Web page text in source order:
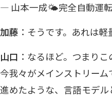
— 山本一成🌤️完全自動運転
加藤 ：そうです。あれは
山口 ：なるほど。つまり
今我々がメインストリー
進めたような、言語モデ